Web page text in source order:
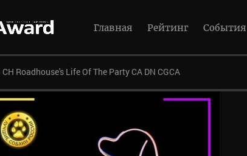
Главная Рейтинг События
CH Roadhouse's Life Of The Party CA DN CGCA